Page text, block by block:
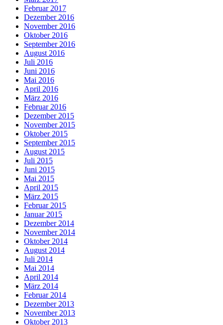
Februar 2017
Dezember 2016
November 2016
Oktober 2016
September 2016
August 2016
Juli 2016
Juni 2016
Mai 2016
April 2016
März 2016
Februar 2016
Dezember 2015
November 2015
Oktober 2015
September 2015
August 2015
Juli 2015
Juni 2015
Mai 2015
April 2015
März 2015
Februar 2015
Januar 2015
Dezember 2014
November 2014
Oktober 2014
August 2014
Juli 2014
Mai 2014
April 2014
März 2014
Februar 2014
Dezember 2013
November 2013
Oktober 2013